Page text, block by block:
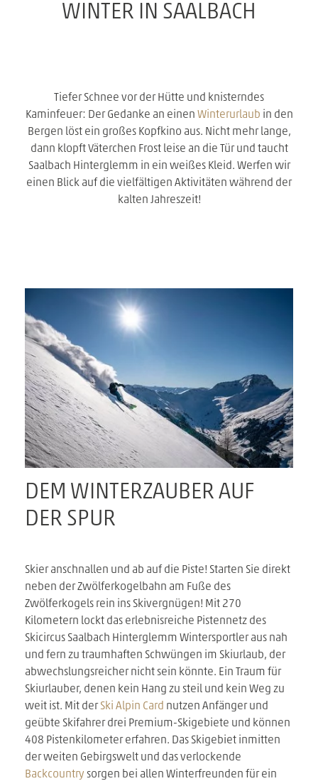
WINTER IN SAALBACH
Tiefer Schnee vor der Hütte und knisterndes
Kaminfeuer: Der Gedanke an einen Winterurlaub in den
Bergen löst ein großes Kopfkino aus. Nicht mehr lange,
dann klopft Väterchen Frost leise an die Tür und taucht
Saalbach Hinterglemm in ein weißes Kleid. Werfen wir
einen Blick auf die vielfältigen Aktivitäten während der
kalten Jahreszeit!
DEM WINTERZAUBER AUF
DER SPUR
Skier anschnallen und ab auf die Piste! Starten Sie direkt
neben der Zwölferkogelbahn am Fuße des
Zwölferkogels rein ins Skivergnügen! Mit 270
Kilometern lockt das erlebnisreiche Pistennetz des
Skicircus Saalbach Hinterglemm Wintersportler aus nah
und fern zu traumhaften Schwüngen im Skiurlaub, der
abwechslungsreicher nicht sein könnte. Ein Traum für
Skiurlauber, denen kein Hang zu steil und kein Weg zu
weit ist. Mit derSki Alpin Card nutzen Anfänger und
geübte Skifahrer drei Premium-Skigebiete und können
408 Pistenkilometer erfahren. Das Skigebiet inmitten
der weiten Gebirgswelt und das verlockende
Backcountry sorgen bei allen Winterfreunden für ein